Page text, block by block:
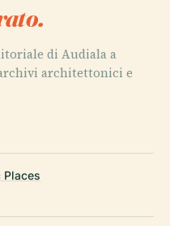
di Audiala a
architettonici e
Places